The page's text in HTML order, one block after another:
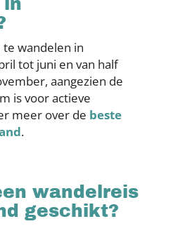
wandelen in
tot juni en van half
aangezien de
is voor actieve
meer over de beste
.
wandelreis
geschikt?